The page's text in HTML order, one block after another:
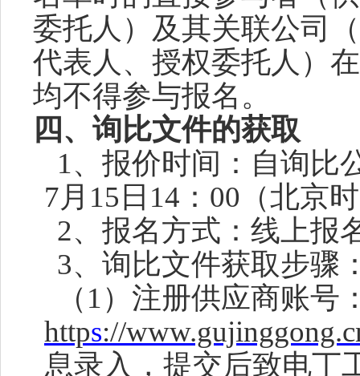
委托人）及其关联公司
代表人、授权委托人）
均不得参与报名。
四、询比文件的获取
1、报价时间：自询比
7月15日 14：00（北京
2、报名方式：线上报
3、询比文件获取步骤
（ 1）注册供应商账号
https://
息录入，提交后致电丁